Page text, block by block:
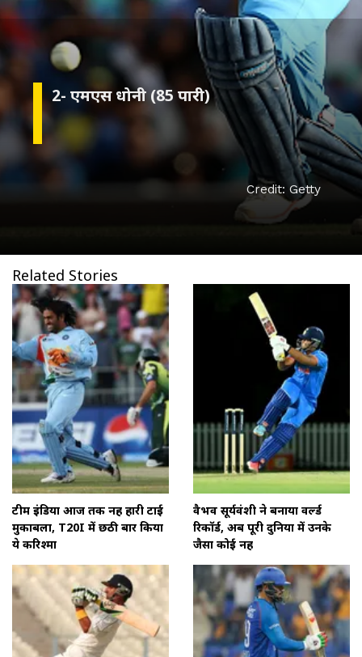
Credit: Getty
Related Stories
टीम इंडिया आज तक नहीं हारी टाई
मुकाबला, T20I में छठी बार किया
ये करिश्मा
वैभव सूर्यवंशी ने बनाया वर्ल्ड
रिकॉर्ड, अब पूरी दुनिया में उनके
जैसा कोई नहीं